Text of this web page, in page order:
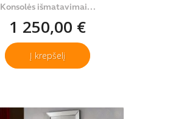
Konsolės išmatavimai...
1 250,00 €
Į krepšelį